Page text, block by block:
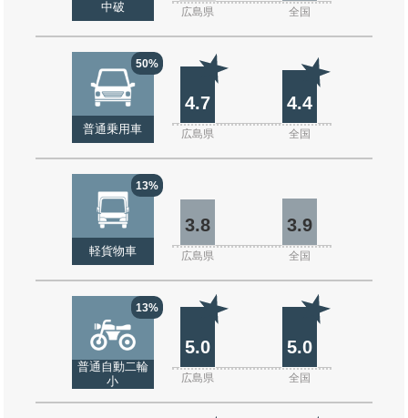
中破 広島県 全国
50%
普通乗用車
4.7 4.4
広島県 全国
13%
軽貨物車
3.8 3.9
広島県 全国
13%
普通自動二輪
小
5.0 5.0
広島県 全国